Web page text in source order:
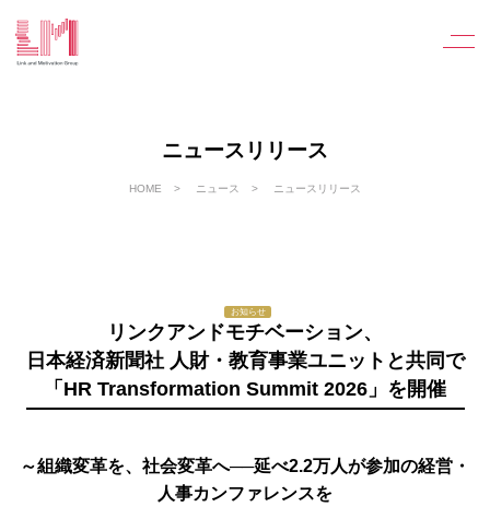
ニュースリリース
HOME ニュース ニュースリリース
お知らせ
リンクアンドモチベーション、
日本経済新聞社 人財・教育事業ユニットと共同で
「HR Transformation Summit 2026」を開催
～組織変革を、社会変革へ──延べ2.2万人が参加の経営・
人事カンファレンスを